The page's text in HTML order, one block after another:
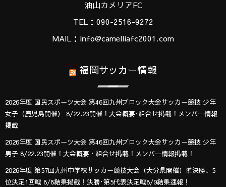
油山カメリアFC
TEL：090-2516-9272
MAIL：info@camelliafc2001.com
福岡サッカー情報
2026年度 国民スポーツ大会 第46回九州ブロック大会サッカー競技 少年
女子（鹿児島開催） 8/22.23開催！大会概要･組合せ掲載！メンバー情報
掲載
2026年度 国民スポーツ大会 第46回九州ブロック大会サッカー競技 少年
男子 8/22.23開催！大会概要・組合せ掲載！メンバー情報掲載！
2026年度 第57回九州中学校サッカー競技大会（大分県開催）準決勝、5
位決定1回戦 8/8結果掲載！決勝･第5代表決定戦8/9結果速報！